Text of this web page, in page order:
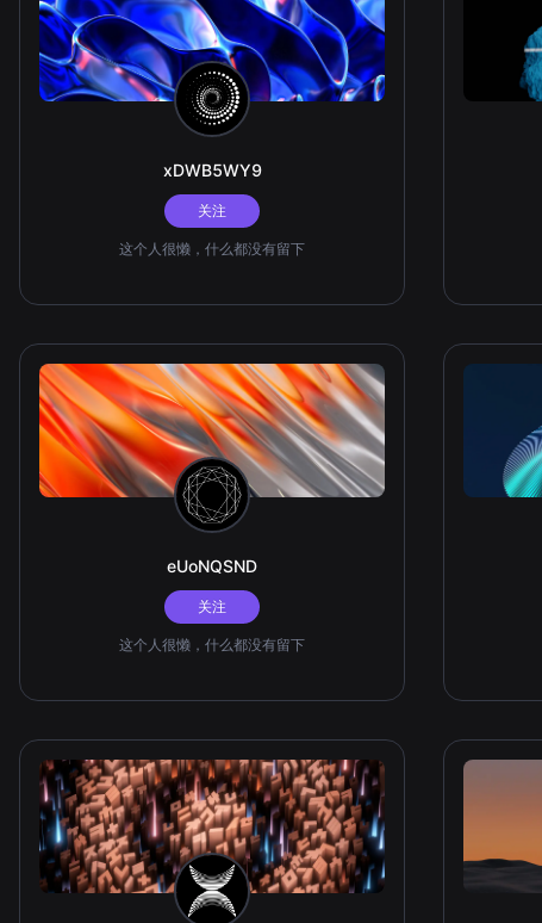
xDWB5WY9
关注
这个人很懒，什么都没有留下
eUoNQSND
关注
这个人很懒，什么都没有留下